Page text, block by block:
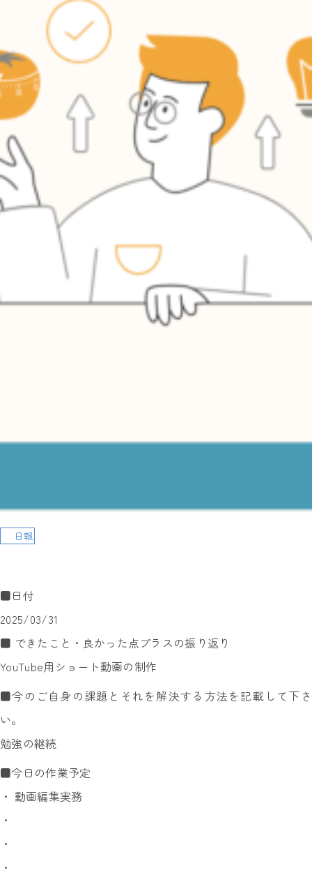
日報
■日付
2025/03/31
■ できたこと・良かった点プラスの振り返り
YouTube用ショート動画の制作
■今のご自身の課題とそれを解決する方法を記載して下さ
い。
勉強の継続
■今日の作業予定
・ 動画編集実務
・
・
・